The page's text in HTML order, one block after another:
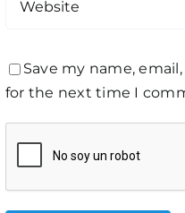
Save my name,
for the next time I